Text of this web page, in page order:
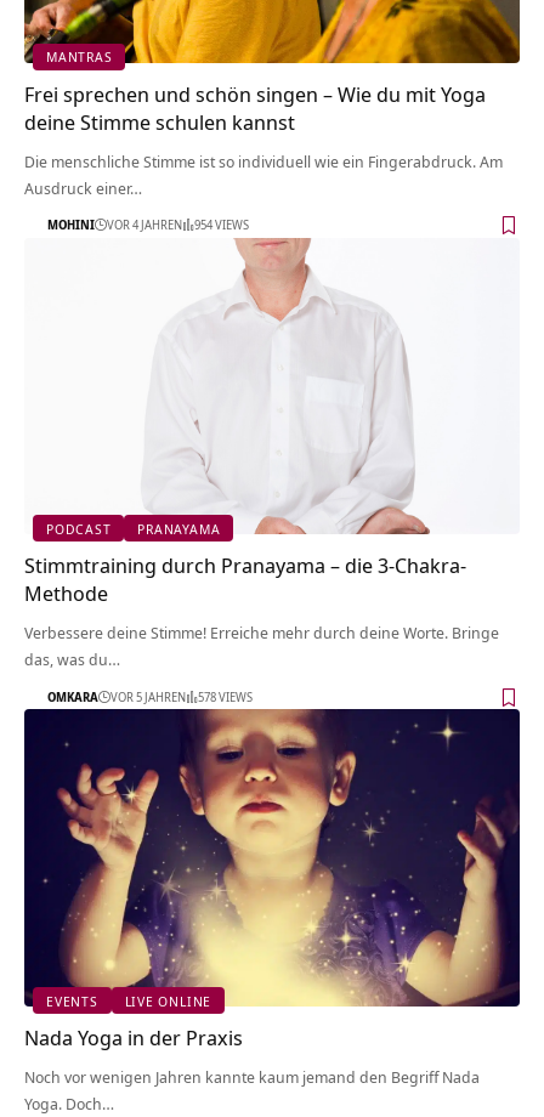
MANTRAS
Frei sprechen und schön singen – Wie du mit Yoga
deine Stimme schulen kannst
Die menschliche Stimme ist so individuell wie ein Fingerabdruck. Am
Ausdruck einer…
MOHINI VOR 4 JAHREN 954 VIEWS
PODCAST PRANAYAMA
Stimmtraining durch Pranayama – die 3-Chakra-
Methode
Verbessere deine Stimme! Erreiche mehr durch deine Worte. Bringe
das, was du…
OMKARA VOR 5 JAHREN 578 VIEWS
EVENTS LIVE ONLINE
Nada Yoga in der Praxis
Noch vor wenigen Jahren kannte kaum jemand den Begriff Nada
Yoga. Doch…